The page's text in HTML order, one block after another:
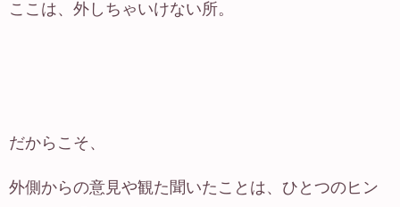
ここは、外しちゃいけない所。
だからこそ、
外側からの意見や観た聞いたことは、ひとつのヒン